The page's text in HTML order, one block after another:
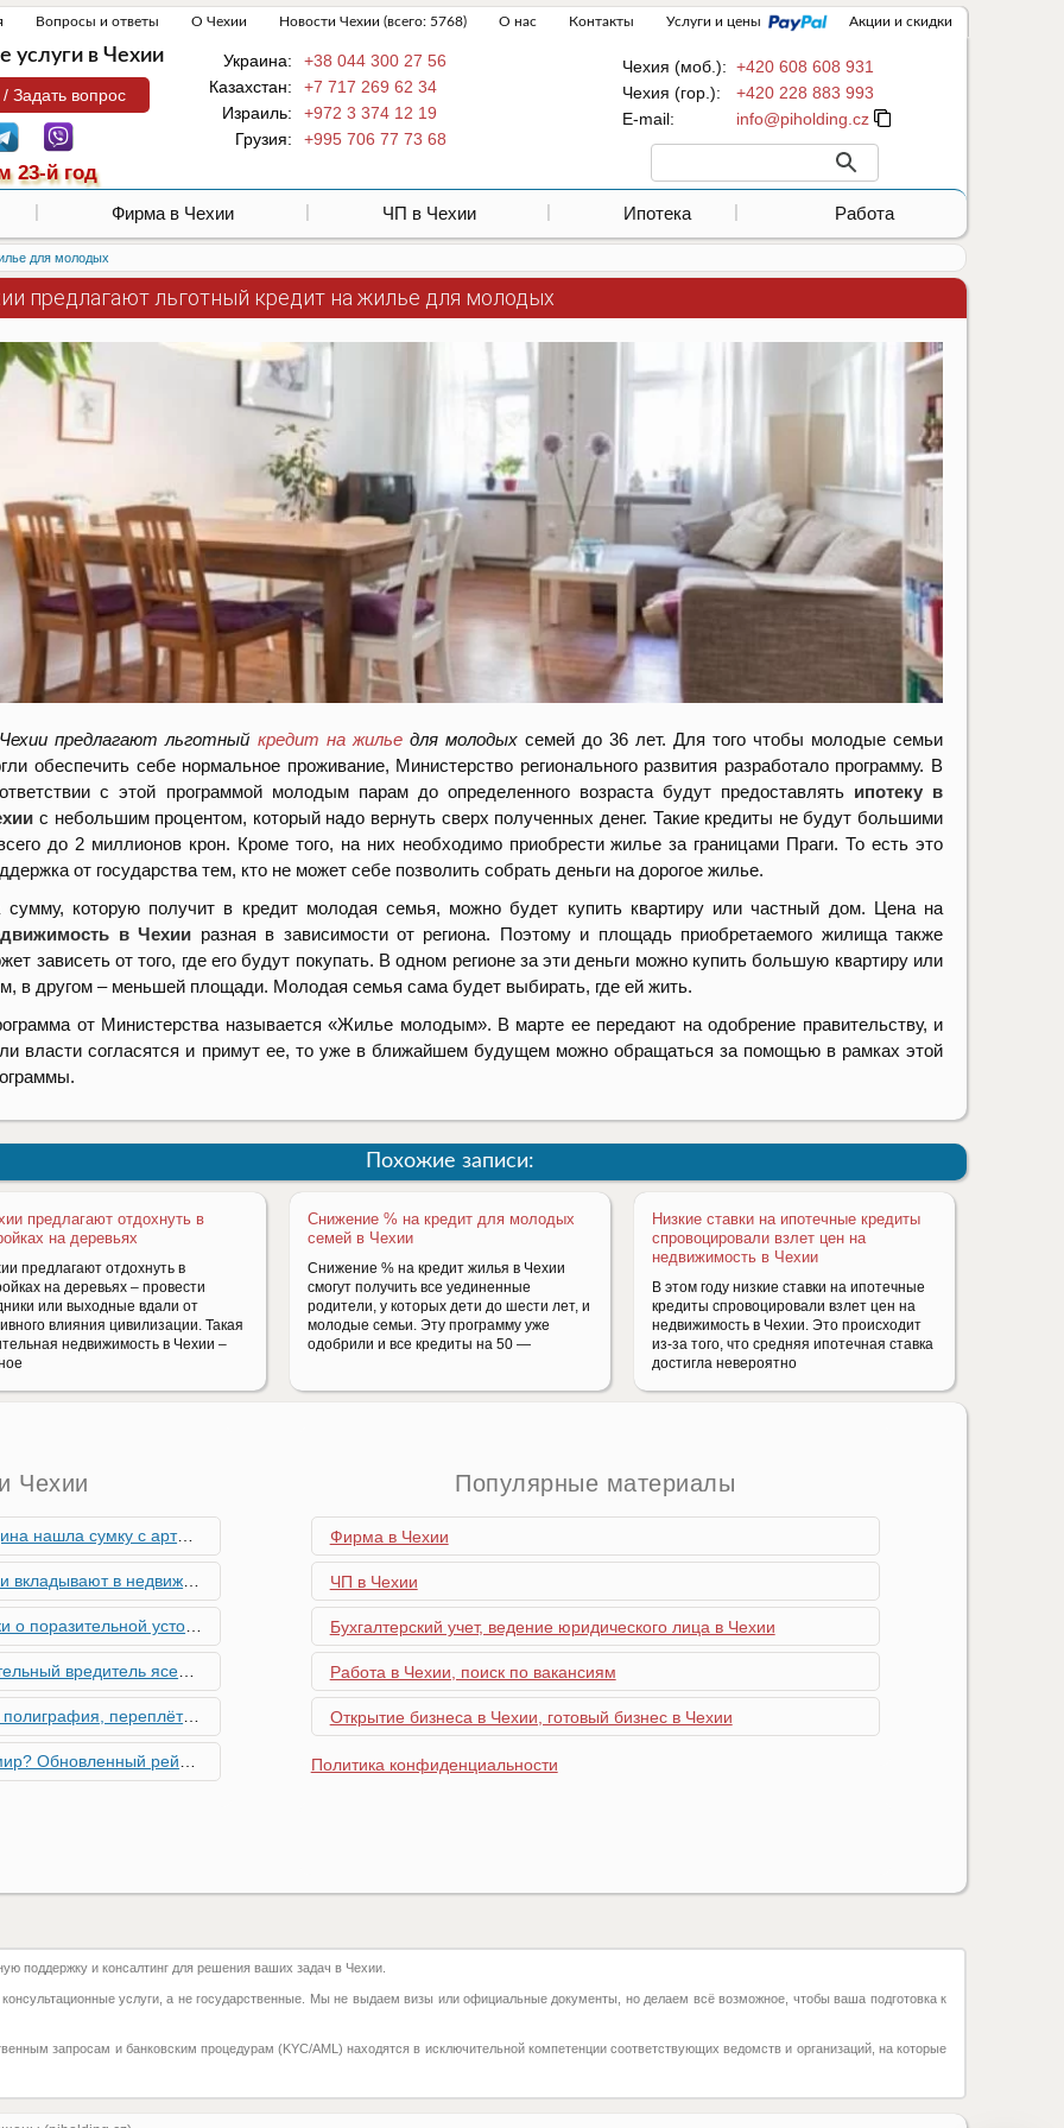
Вопросы и ответы О Чехии Новости Чехии (всего: 5768) О нас Контакты Услуги и цены Акции и скидки
Задать вопрос
23-й год
услуги в Чехии Чехия (моб.): +420 608 608 931
Чехия (гор.):
+420 228 883 993
Е-mail:
Украина:
+38 044 300 27 56
Казахстан:
+7 717 269 62 34
Израиль:
+972 3 374 12 19
Грузия:
+995 706 77 73 68
Фирма в Чехии ЧП в Чехии Ипотека Работа
для молодых
предлагают льготный кредит на жилье для молодых
предлагают льготный кредит на жильедля молодыхсемей до 36 лет. Для того чтобы молодые семьи
обеспечить себе нормальное проживание, Министерство регионального развития разработало программу. В
с этой программой молодым парам до определенного возраста будут предоставлять ипотеку в
с небольшим процентом, который надо вернуть сверх полученных денег. Такие кредиты не будут большими
до 2 миллионов крон. Кроме того, на них необходимо приобрести жилье за границами Праги. То есть это
от государства тем, кто не может себе позволить собрать деньги на дорогое жилье.
сумму, которую получит в кредит молодая семья, можно будет купить квартиру или частный дом. Цена на
в Чехии разная в зависимости от региона. Поэтому и площадь приобретаемого жилища также
зависеть от того, где его будут покупать. В одном регионе за эти деньги можно купить большую квартиру или
в другом – меньшей площади. Молодая семья сама будет выбирать, где ей жить.
от Министерства называется «Жилье молодым». В марте ее передают на одобрение правительству, и
власти согласятся и примут ее, то уже в ближайшем будущем можно обращаться за помощью в рамках этой
Похожие записи:
предлагают отдохнуть в
на деревьях
предлагают отдохнуть в
на деревьях – провести
или выходные вдали от
влияния цивилизации. Такая
недвижимость в Чехии –
Снижение % на кредит для молодых
семей в Чехии
Снижение % на кредит жилья в Чехии
смогут получить все уединенные
родители, у которых дети до шести лет, и
молодые семьи. Эту программу уже
одобрили и все кредиты на 50 —
Низкие ставки на ипотечные кредиты
спровоцировали взлет цен на
недвижимость в Чехии
В этом году низкие ставки на ипотечные
кредиты спровоцировали взлет цен на
недвижимость в Чехии. Это происходит
из-за того, что средняя ипотечная ставка
достигла невероятно
Чехии
снарядами, остановив движение поездов
и почему меняются их предпочтения?
устойчивости экономики Чехии
к Чехии, необходима бдительность граждан
работы в Чехии - простая лицензия №14
глобальной мобильности 2026 года
Семей с Детьми через Пособия по Уходу
фуникулере
миллионы туристов?
Популярные материалы
Фирма в Чехии
ЧП в Чехии
Бухгалтерский учет, ведение юридического лица в Чехии
Работа в Чехии, поиск по вакансиям
Открытие бизнеса в Чехии, готовый бизнес в Чехии
Политика конфиденциальности
поддержку и консалтинг для решения ваших задач в Чехии.
услуги, а не государственные. Мы не выдаем визы или официальные документы, но делаем всё возможное, чтобы ваша подготовка к
запросам и банковским процедурам (KYC/AML) находятся в исключительной компетенции соответствующих ведомств и организаций, на которые